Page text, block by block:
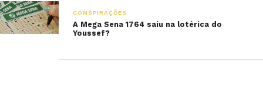
CONSPIRAÇÕES
A Mega Sena 1764 saiu na lotérica do
Youssef?